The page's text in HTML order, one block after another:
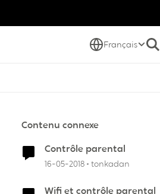
Français
Contenu connexe
Contrôle parental
16-05-2018 tonkadan
Wifi et contrôle parental